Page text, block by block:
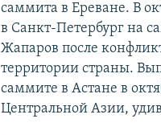
саммита в Ереване. В
в Санкт-Петербург на
Жапаров после
территории страны.
саммите в Астане в
Центральной Азии,